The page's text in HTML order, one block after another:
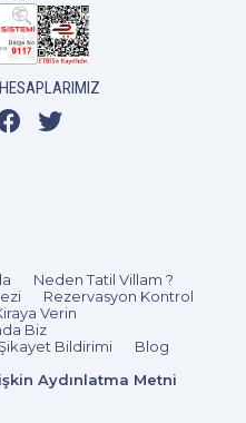
Neden Tatil Villam ?
Rezervasyon Kontrol
Verin
Biz
Bildirimi
Blog
Aydınlatma Metni